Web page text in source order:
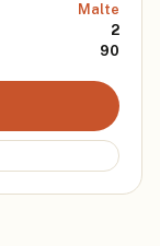
Malte
2
90